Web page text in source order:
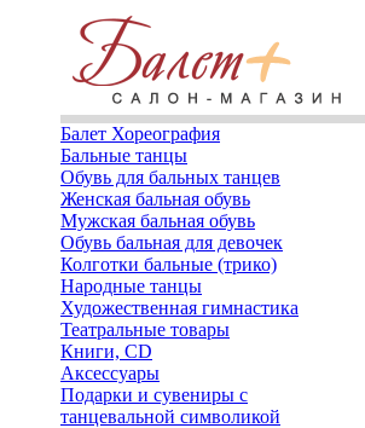
Балет Хореография
Бальные танцы
Обувь для бальных танцев
Женская бальная обувь
Мужская бальная обувь
Обувь бальная для девочек
Колготки бальные (трико)
Народные танцы
Художественная гимнастика
Театральные товары
Книги, CD
Аксессуары
Подарки и сувениры с
танцевальной символикой